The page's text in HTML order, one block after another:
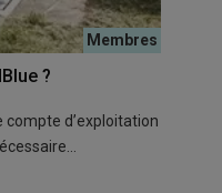
?
compte d’exploitation